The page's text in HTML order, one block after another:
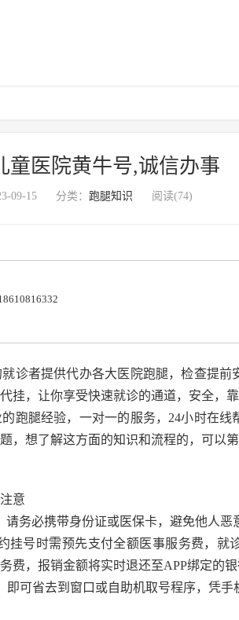
童医院黄牛号,诚信办事
09-15 分类： 跑腿知识 阅读(74)
诊者提供代办各大医院跑腿，检查提前
挂，让你享受快速就诊的通道，安全，靠
跑腿经验，一对一的服务，24小时在线
，想了解这方面的知识和流程的，可以
意
务必携带身份证或医保卡，避免他人恶
挂号时需预先支付全额医事服务费，就
费，报销金额将实时退还至APP绑定的银
可省去到窗口或自助机取号程序，凭